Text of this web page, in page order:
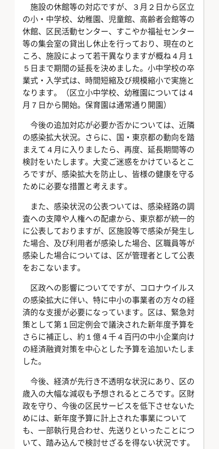
施設の休館等の対応ですが、３月２日から区立
の小・中学校、幼稚園、児童館、高齢者会館等の
休館、区民活動センター、すこやか福祉センター
等の集会室の貸出し休止を行っており、現在のと
ころ、施設によって若干異なりますが概ね４月１
５日まで期間の延長を決めました。小中学校の卒
業式・入学式は、時間短縮及び規模縮小で実施と
なります。（区立小中学校、幼稚園については４
月７日から開始。保育園は通常通り開園）
今後の追加対応が必要か否かについては、近隣
の感染拡大状況。さらに、国・東京都の動向を踏
まえて４月に入りましたら、再度、延長期間等の
検討をいたします。大変ご迷惑をかけているとこ
ろですが、感染拡大を防止し、皆様の健康を守る
ために必要な措置と考えます。
また、感染状況の公表ついては、感染経路の調
査への支障や人権への配慮から、東京都が統一的
に公表しておりますが、区施設等で感染が発生し
た場合、及び利用者が感染した場合、区職員等が
感染した場合については、区が管理者として公表
をおこないます。
区政への影響についてですが、コロナウイルス
の感染拡大に伴い、特に中小の事業者の方々の経
済的な支援が必要になっています。区は、緊急対
策として第１回定例会で議決された新年度予算を
さらに補正し、約１億４千４百円の中小企業向け
の経済融資対策を中心とした予算を追加いたしま
した。
今後、経済が先行き不透明な状況にあり、区の
歳入の大幅な減収も予想されるところです。区財
政を守り、今後の区民サービスを低下させないた
めには、新年度予算に計上された事業について
も、一部執行見合わせ、先送りといったことにつ
いて、踏み込んで検討せざるを得ない状況です。